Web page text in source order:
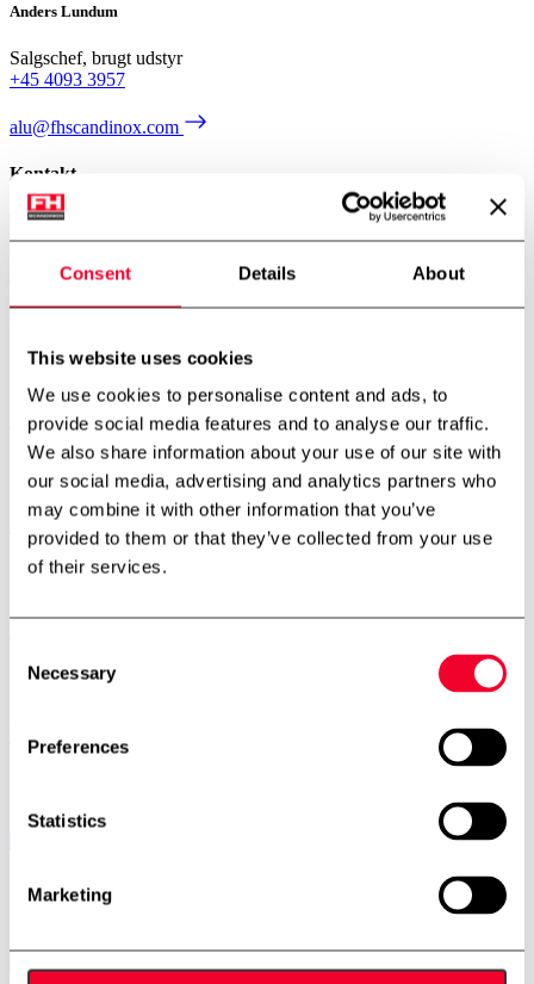
Consent Details About
This website uses cookies
We use cookies to personalise content and ads, to
provide social media features and to analyse our traffic.
We also share information about your use of our site with
our social media, advertising and analytics partners who
may combine it with other information that you’ve
provided to them or that they’ve collected from your use
of their services.
Selection
Necessary
Preferences
Statistics
Marketing
Anders Lundum
Salgschef, brugt udstyr
+45 4093 3957
alu@fhscandinox.com
Kontakt
Tarm – Hovedkontor
Kærhusvej 4, Hoven
6880 Tarm
Telefon:+45 7534 3434
CVR: 14919287
København – Afdeling
Gerstenberg Services A/S
Vibeholmsvej 21/22
2605 Brøndby
Telefon:+45 4343 2026
Norge – Afdeling
FH Scandinox Norge AS
Doneheia 127, 4516 Mandal
Telefon:+47 4885 4699
Aarhus – Afdeling
8464 Galten
Aalborg – Afdeling
Telefon:+45 7534 3434
Nyhedsbrev